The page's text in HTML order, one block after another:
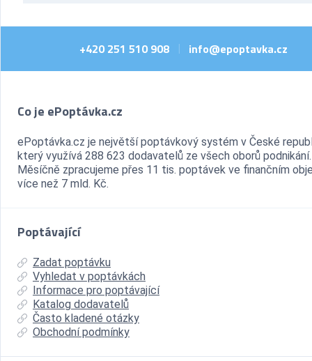
+420 251 510 908 info@epoptavka.cz
Co je ePoptávka.cz
ePoptávka.cz je největší poptávkový systém v České
který využívá 288 623 dodavatelů ze všech oborů podnikání.
Měsíčně zpracujeme přes 11 tis. poptávek ve finančním
více než 7 mld. Kč.
Poptávající
Zadat poptávku
Vyhledat v poptávkách
Informace pro poptávající
Katalog dodavatelů
Často kladené otázky
Obchodní podmínky